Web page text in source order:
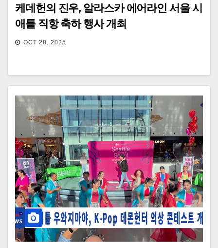
케데헌의 진우, 알라스카 에어라인 서울 시
애틀 직항 축하 행사 개최
OCT 28, 2025